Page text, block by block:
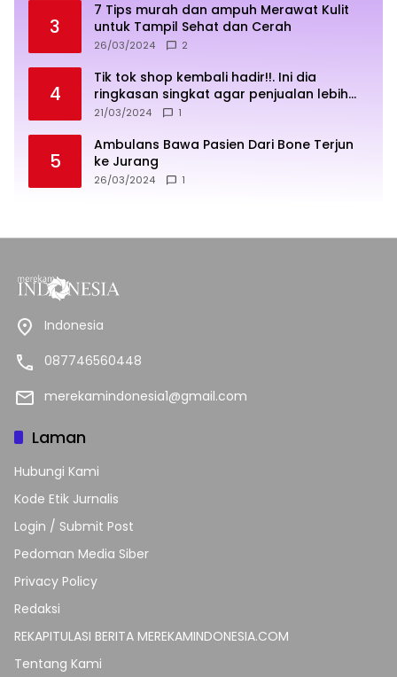
3
7 Tips murah dan ampuh Merawat Kulit
untuk Tampil Sehat dan Cerah
26/03/2024 2
4
Tik tok shop kembali hadir!!. Ini dia
ringkasan singkat agar penjualan lebih
sukses
21/03/2024 1
5
Ambulans Bawa Pasien Dari Bone Terjun
ke Jurang
26/03/2024 1
Indonesia
087746560448
merekamindonesia1@gmail.com
Laman
Hubungi Kami
Kode Etik Jurnalis
Login / Submit Post
Pedoman Media Siber
Privacy Policy
Redaksi
REKAPITULASI BERITA MEREKAMINDONESIA.COM
Tentang Kami